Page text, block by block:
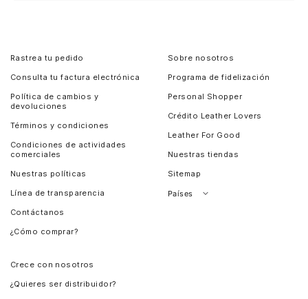
Rastrea tu pedido
Consulta tu factura electrónica
Política de cambios y
devoluciones
Términos y condiciones
Condiciones de actividades
comerciales
Nuestras políticas
Línea de transparencia
Contáctanos
¿Cómo comprar?
Sobre nosotros
Programa de fidelización
Personal Shopper
Crédito Leather Lovers
Leather For Good
Nuestras tiendas
Sitemap
Países
Crece con nosotros
¿Quieres ser distribuidor?